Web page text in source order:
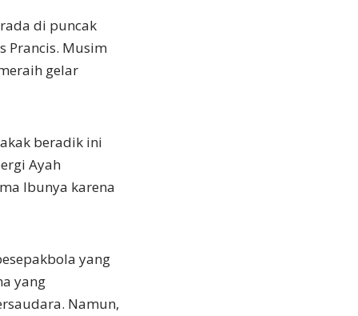
di puncak
Prancis. Musim
gelar
beradik ini
Ayah
Ibunya karena
yang
yang
Namun,